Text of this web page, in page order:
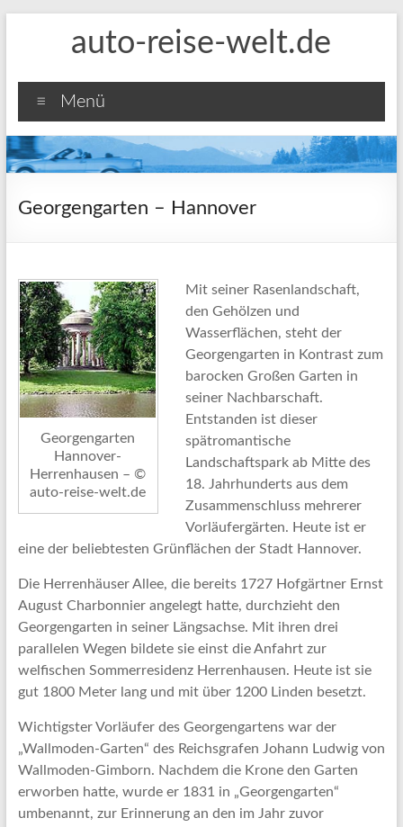
auto-reise-welt.de
Menü
Georgengarten – Hannover
Georgengarten
Hannover-
Herrenhausen – ©
auto-reise-welt.de
Mit seiner Rasenlandschaft,
den Gehölzen und
Wasserflächen, steht der
Georgengarten in Kontrast zum
barocken Großen Garten in
seiner Nachbarschaft.
Entstanden ist dieser
spätromantische
Landschaftspark ab Mitte des
18. Jahrhunderts aus dem
Zusammenschluss mehrerer
Vorläufergärten. Heute ist er
eine der beliebtesten Grünflächen der Stadt Hannover.
Die Herrenhäuser Allee, die bereits 1727 Hofgärtner Ernst
August Charbonnier angelegt hatte, durchzieht den
Georgengarten in seiner Längsachse. Mit ihren drei
parallelen Wegen bildete sie einst die Anfahrt zur
welfischen Sommerresidenz Herrenhausen. Heute ist sie
gut 1800 Meter lang und mit über 1200 Linden besetzt.
Wichtigster Vorläufer des Georgengartens war der
„Wallmoden-Garten“ des Reichsgrafen Johann Ludwig von
Wallmoden-Gimborn. Nachdem die Krone den Garten
erworben hatte, wurde er 1831 in „Georgengarten“
umbenannt, zur Erinnerung an den im Jahr zuvor